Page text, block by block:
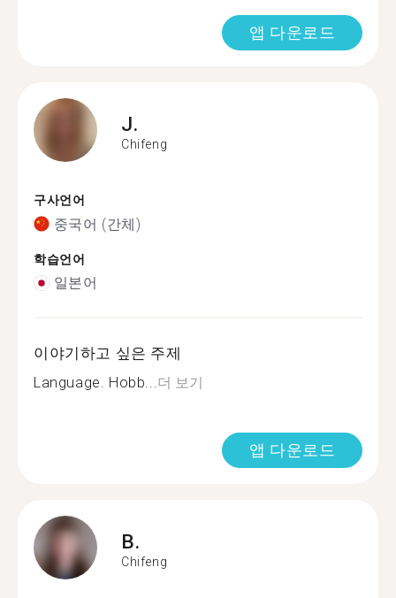
앱 다운로드
J.
Chifeng
구사언어
중국어 (간체)
학습언어
일본어
이야기하고 싶은 주제
Language. Hobb...더 보기
앱 다운로드
B.
Chifeng